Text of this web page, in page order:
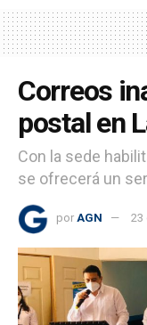
Correos
postal en
Con la sede
se ofrecerá un
por AGN 23